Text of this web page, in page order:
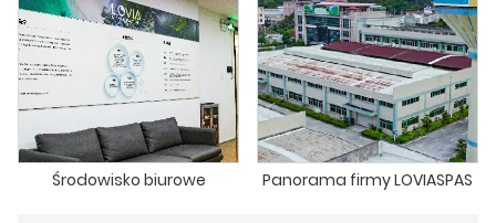
Środowisko biurowe Panorama firmy LOVIASPAS